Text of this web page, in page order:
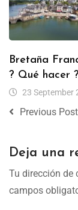
Bretaña
? Qué hacer ?
23 September
Previous Post
Deja una
Tu dirección de
campos